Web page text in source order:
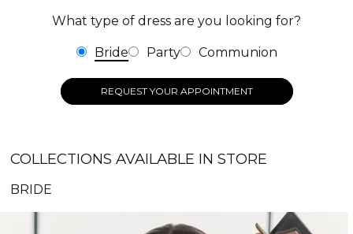
What type of dress are you looking for?
Bride Party Communion
REQUEST YOUR APPOINTMENT
COLLECTIONS AVAILABLE IN STORE
BRIDE